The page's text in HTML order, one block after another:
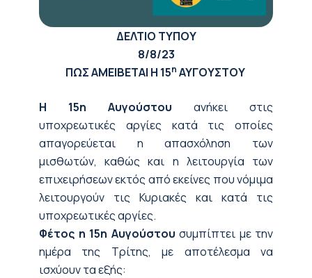
ΔΕΛΤΙΟ ΤΥΠΟΥ
8/8/23
ΠΩΣ ΑΜΕΙΒΕΤΑΙ Η 15η ΑΥΓΟΥΣΤΟΥ
Η 15η Αυγούστου ανήκει στις
υποχρεωτικές αργίες κατά τις οποίες
απαγορεύεται η απασχόληση των
μισθωτών, καθώς και η λειτουργία των
επιχειρήσεων εκτός από εκείνες που νόμιμα
λειτουργούν τις Κυριακές και κατά τις
υποχρεωτικές αργίες.
Φέτος η 15η Αυγούστου συμπίπτει με την
ημέρα της Τρίτης, με αποτέλεσμα να
ισχύουν τα εξής: